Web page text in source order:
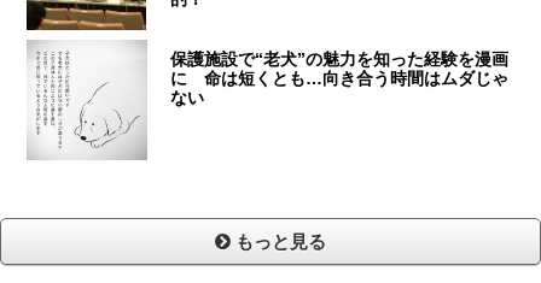
保護施設で“老犬”の魅力を知った経験を漫画
に 命は短くとも…向き合う時間はムダじゃ
ない
もっと見る